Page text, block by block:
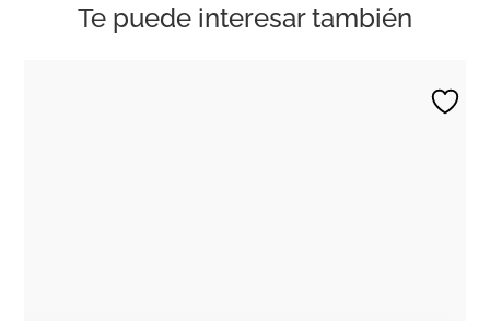
Te puede interesar también